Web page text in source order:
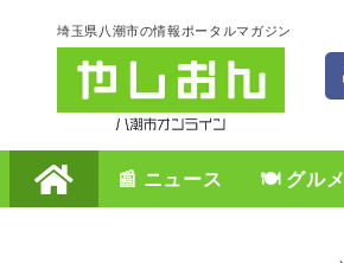
埼玉県八潮市の情報ポータルマガジン
📰 ニュース 🍽️ グルメ